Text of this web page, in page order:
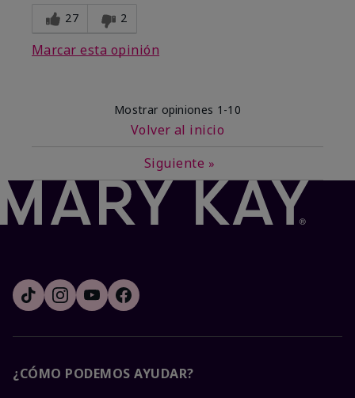
27 2
Marcar esta opinión
Mostrar opiniones 1-10
Volver al inicio
Siguiente »
¿CÓMO PODEMOS AYUDAR?